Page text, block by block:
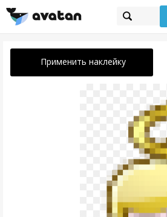
Применить наклейку